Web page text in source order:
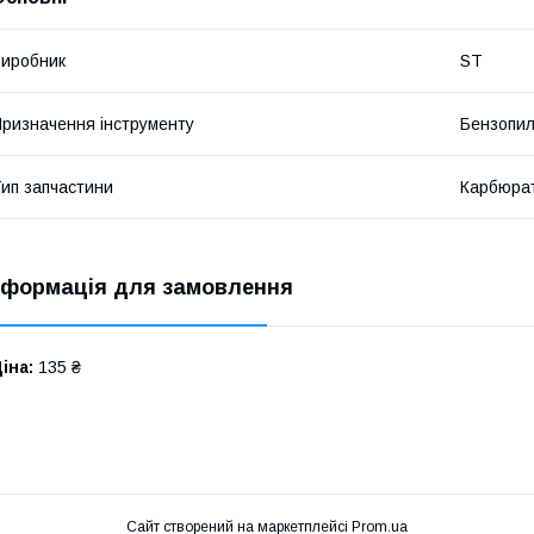
ST
інструменту
запчастини
для замовлення
135 ₴
Сайт створений на маркетплейсі Prom.ua